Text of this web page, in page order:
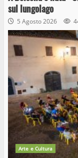
sul lungolago
5 Agosto 2026
Arte e Cultura